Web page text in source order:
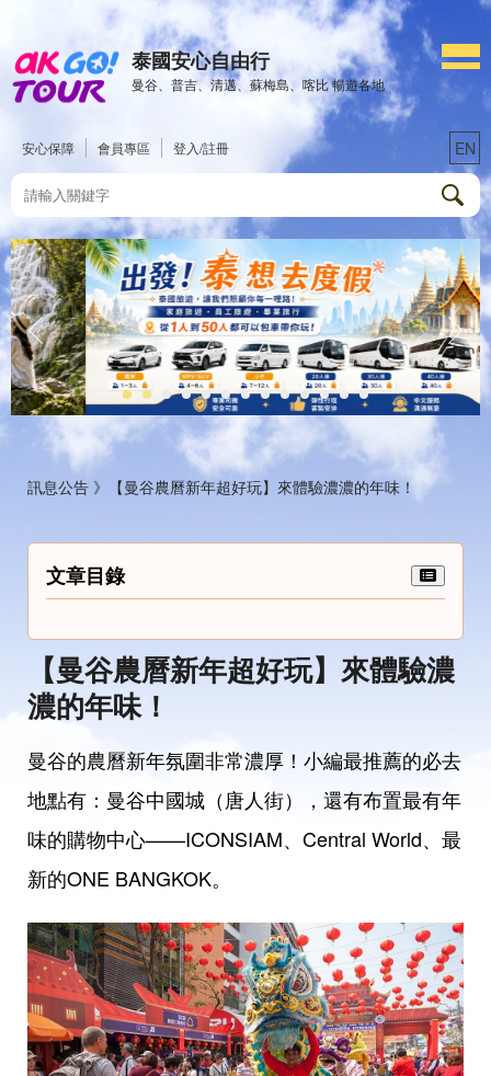
泰國安心自由行
曼谷、普吉、清邁、蘇梅島、喀比 暢遊各地
安心保障 會員專區 登入/註冊 EN
訊息公告 》 【曼谷農曆新年超好玩】來體驗濃濃的年味！
文章目錄
【曼谷農曆新年超好玩】來體驗濃
濃的年味！
曼谷的農曆新年氛圍非常濃厚！小編最推薦的必去
地點有：曼谷中國城（唐人街），還有布置最有年
味的購物中心——ICONSIAM、Central World、最
新的ONE BANGKOK。